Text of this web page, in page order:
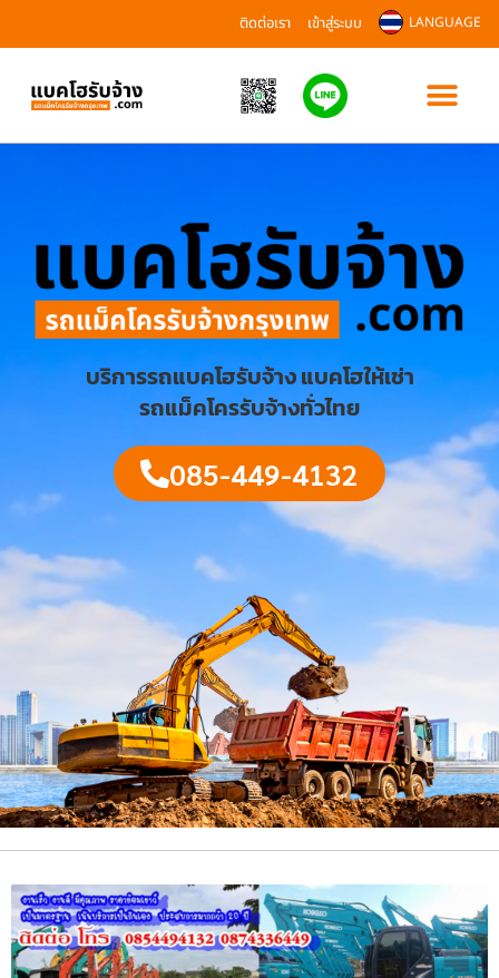
ติดต่อเรา เข้าสู่ระบบ LANGUAGE
บริการรถแบคโฮรับจ้าง แบคโฮให้เช่า
รถแม็คโครรับจ้างทั่วไทย
085-449-4132